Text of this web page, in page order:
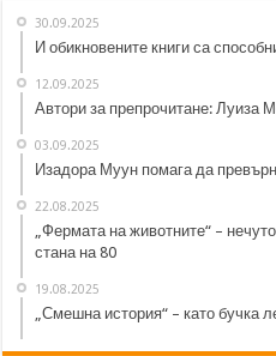
30.09.2025
И обикновените книги са
12.09.2025
Автори за препрочитане: Луиза
03.09.2025
Изадора Муун помага да
22.08.2025
„Фермата на животните“ –
стана на 80
19.08.2025
„Смешна история“ – като бучка